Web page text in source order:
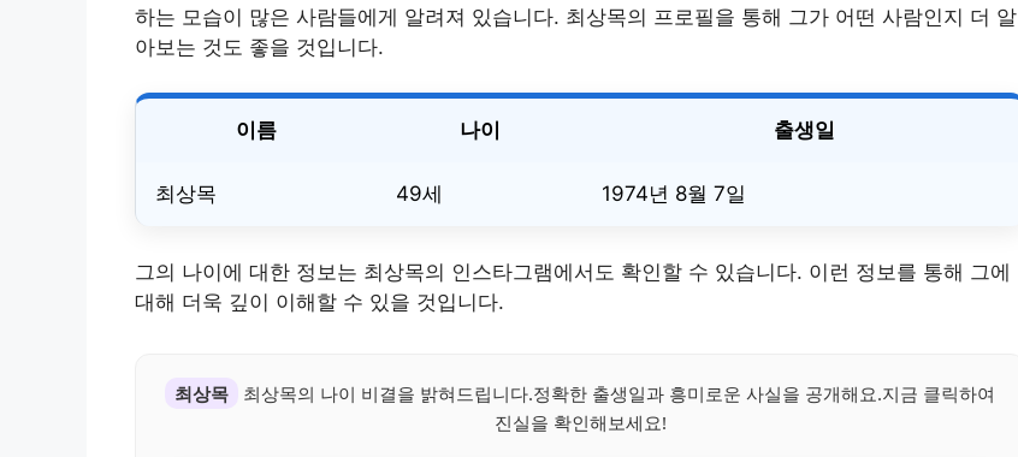
하는 모습이 많은 사람들에게 알려져 있습니다. 최상목의 프로필을 통해 그가 어떤 사람인지 더 알
아보는 것도 좋을 것입니다.
이름 나이 출생일
최상목 49세 1974년 8월 7일
그의 나이에 대한 정보는 최상목의 인스타그램에서도 확인할 수 있습니다. 이런 정보를 통해 그에
대해 더욱 깊이 이해할 수 있을 것입니다.
최상목
최상목의 나이 비결을 밝혀드립니다.정확한 출생일과 흥미로운 사실을 공개해요.지금 클릭하여
진실을 확인해보세요!